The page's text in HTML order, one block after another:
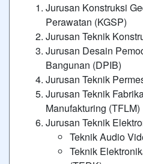
Jurusan Konstruksi
Perawatan (KGSP)
Jurusan Teknik
Jurusan Desain
Bangunan (DPIB)
Jurusan Teknik
Jurusan Teknik
Manufakturing (TFLM)
Jurusan Teknik
Teknik Audio
Teknik